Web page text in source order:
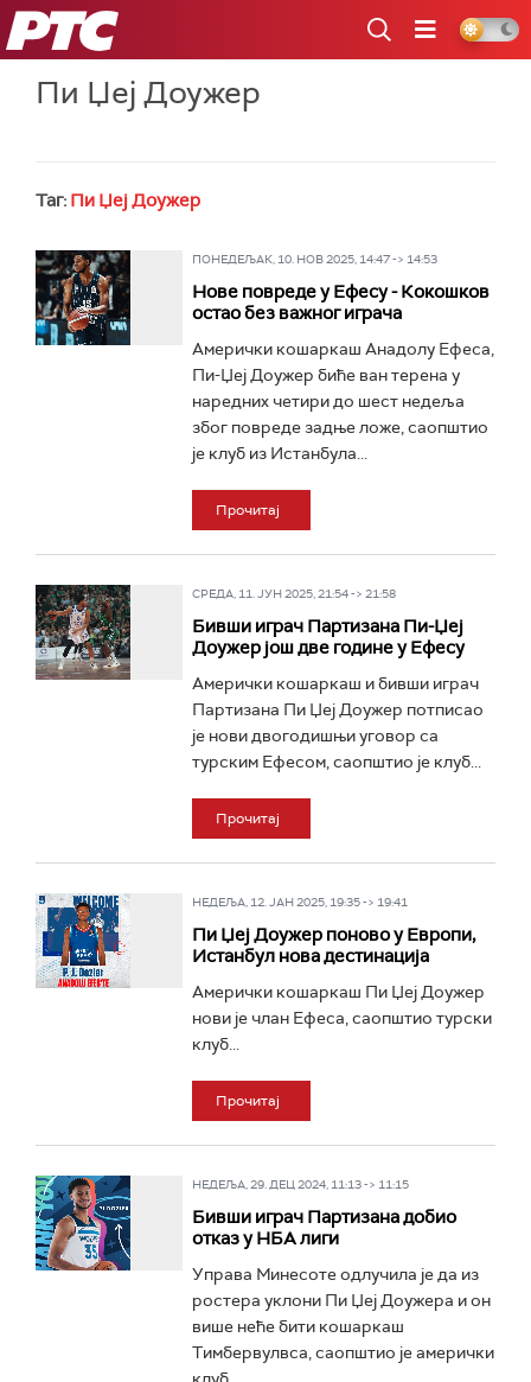
РТС
Пи Џеј Доужер
Таг: Пи Џеј Доужер
ПОНЕДЕЉАК, 10. НОВ 2025, 14:47 -> 14:53
Нове повреде у Ефесу - Кокошков
остао без важног играча
Амерички кошаркаш Анадолу Ефеса,
Пи-Џеј Доужер биће ван терена у
наредних четири до шест недеља
због повреде задње ложе, саопштио
је клуб из Истанбула...
Прочитај
СРЕДА, 11. ЈУН 2025, 21:54 -> 21:58
Бивши играч Партизана Пи-Џеј
Доужер још две године у Ефесу
Амерички кошаркаш и бивши играч
Партизана Пи Џеј Доужер потписао
је нови двогодишњи уговор са
турским Ефесом, саопштио је клуб...
Прочитај
НЕДЕЉА, 12. ЈАН 2025, 19:35 -> 19:41
Пи Џеј Доужер поново у Европи,
Истанбул нова дестинација
Амерички кошаркаш Пи Џеј Доужер
нови је члан Ефеса, саопштио турски
клуб...
Прочитај
НЕДЕЉА, 29. ДЕЦ 2024, 11:13 -> 11:15
Бивши играч Партизана добио
отказ у НБА лиги
Управа Минесоте одлучила је да из
ростера уклони Пи Џеј Доужера и он
више неће бити кошаркаш
Тимбервулвса, саопштио је амерички